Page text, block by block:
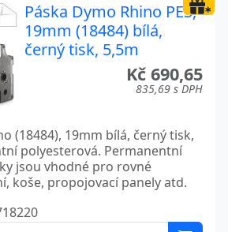
Páska Dymo Rhino PES,
19mm (18484) bílá,
černý tisk, 5,5m
Kč 690,65
835,69 s DPH
(18484), 19mm bílá, černý tisk,
polyesterová. Permanentní
jsou vhodné pro rovné
koše, propojovací panely atd.